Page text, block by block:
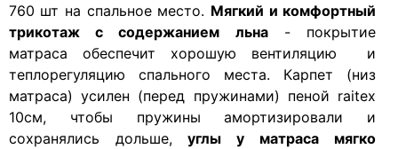
760 шт на спальное место. Мягкий и комфортный
трикотаж с содержанием льна- покрытие
матраса обеспечит хорошую вентиляцию и
теплорегуляцию спального места. Карпет (низ
матраса) усилен (перед пружинами) пеной raitex
10см, чтобы пружины амортизировали и
сохранялись дольше,углы у матраса мягко